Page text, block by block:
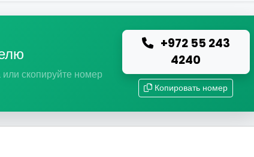
скопируйте номер
+972 55 243
4240
Копировать номер